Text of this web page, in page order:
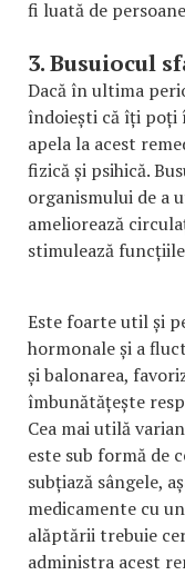
fi luată de
3. Busuiocul
Dacă în ultima
îndoiești că îți
apela la acest
fizică și psihică.
organismului de a
ameliorează
stimulează
Este foarte util și
hormonale și a
și balonarea,
îmbunătățește
Cea mai utilă
este sub formă de
subțiază sângele,
medicamente cu
alăptării trebuie
administra acest